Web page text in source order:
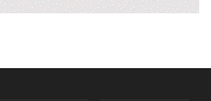
নেসকো কেন, কোনো কিছুই রাজশাহী থেকে